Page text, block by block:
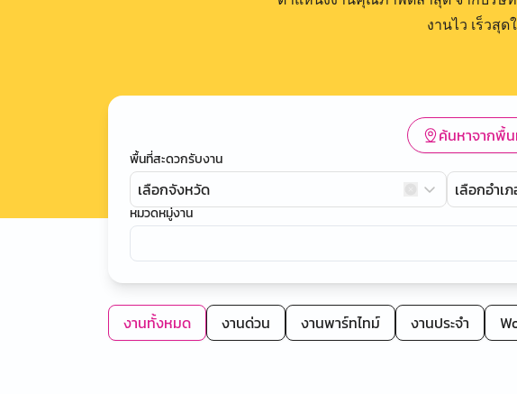
งานไว เร็วสุ
ค้นหาจากพื้
พื้นที่สะดวกรับงาน
เลือกจังหวัด เลือกอำเ
หมวดหมู่งาน
งานทั้งหมด งานด่วน งานพาร์ทไทม์ งานประจำ